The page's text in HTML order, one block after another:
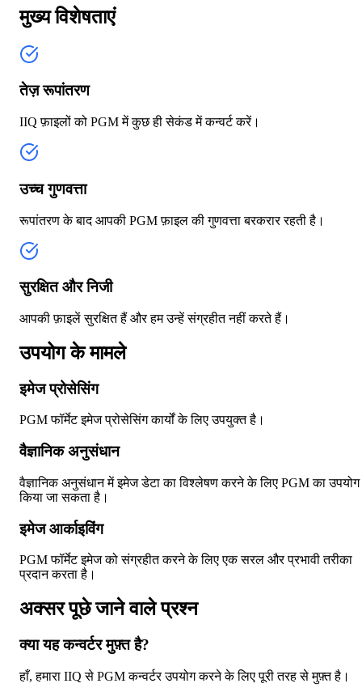
मुख्य विशेषताएं
तेज़ रूपांतरण
IIQ फ़ाइलों को PGM में कुछ ही सेकंड में कन्वर्ट करें।
उच्च गुणवत्ता
रूपांतरण के बाद आपकी PGM फ़ाइल की गुणवत्ता बरकरार रहती है।
सुरक्षित और निजी
आपकी फ़ाइलें सुरक्षित हैं और हम उन्हें संग्रहीत नहीं करते हैं।
उपयोग के मामले
इमेज प्रोसेसिंग
PGM फॉर्मेट इमेज प्रोसेसिंग कार्यों के लिए उपयुक्त है।
वैज्ञानिक अनुसंधान
वैज्ञानिक अनुसंधान में इमेज डेटा का विश्लेषण करने के लिए PGM का उपयोग
किया जा सकता है।
इमेज आर्काइविंग
PGM फॉर्मेट इमेज को संग्रहीत करने के लिए एक सरल और प्रभावी तरीका
प्रदान करता है।
अक्सर पूछे जाने वाले प्रश्न
क्या यह कन्वर्टर मुफ़्त है?
हाँ, हमारा IIQ से PGM कन्वर्टर उपयोग करने के लिए पूरी तरह से मुफ़्त है।